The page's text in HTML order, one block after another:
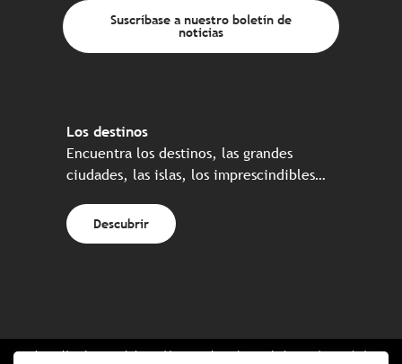
Suscríbase a nuestro boletín de
noticias
Los destinos
Encuentra los destinos, las grandes
ciudades, las islas, los imprescindibles…
Descubrir
Web realizada en colaboración con el conjunto de los socios turísticos